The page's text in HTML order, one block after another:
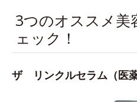
3つのオススメ美
ェック！
ザ リンクルセラム（医薬